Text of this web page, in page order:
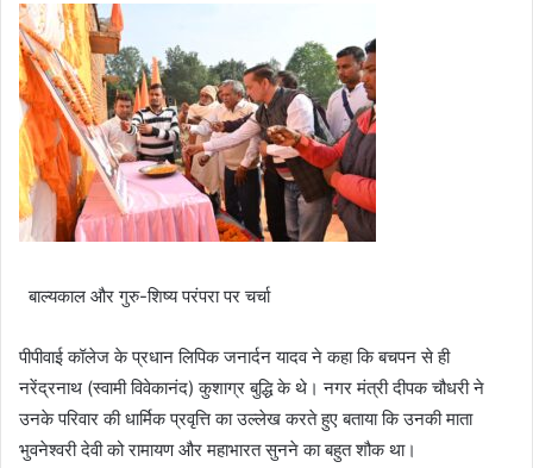
बाल्यकाल और गुरु-शिष्य परंपरा पर चर्चा
पीपीवाई कॉलेज के प्रधान लिपिक जनार्दन यादव ने कहा कि बचपन से ही
नरेंद्रनाथ (स्वामी विवेकानंद) कुशाग्र बुद्धि के थे। नगर मंत्री दीपक चौधरी ने
उनके परिवार की धार्मिक प्रवृत्ति का उल्लेख करते हुए बताया कि उनकी माता
भुवनेश्वरी देवी को रामायण और महाभारत सुनने का बहुत शौक था।